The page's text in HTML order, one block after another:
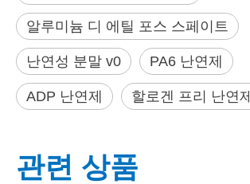
알루미늄 디 에틸 포스 스페이트
난연성 분말 v0 PA6 난연제
ADP 난연제 할로겐 프리 난연제
관련 상품